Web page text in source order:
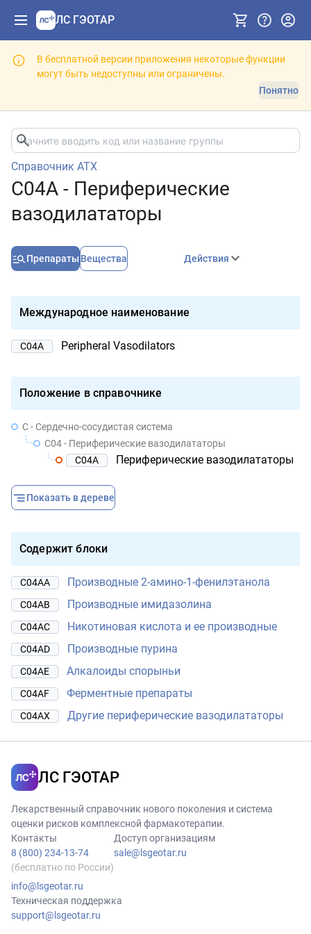
ЛС ГЭОТАР
В бесплатной версии приложения некоторые функции
могут быть недоступны или ограничены.
Понятно
Справочник АТХ
C04A - Периферические
вазодилататоры
Препараты Вещества Действия
Международное наименование
C04A Peripheral Vasodilators
Положение в справочнике
C - Сердечно-сосудистая система
C04 - Периферические вазодилататоры
C04A
Периферические вазодилататоры
Показать в дереве
Содержит блоки
C04AA Производные 2-амино-1-фенилэтанола
C04AB Производные имидазолина
C04AC Никотиновая кислота и ее производные
C04AD Производные пурина
C04AE Алкалоиды спорыньи
C04AF Ферментные препараты
C04AX Другие периферические вазодилататоры
ЛС ГЭОТАР
Лекарственный справочник нового поколения и система
оценки рисков комплексной фармакотерапии.
Контакты
8 (800) 234-13-74
(бесплатно по России)
info@lsgeotar.ru
Доступ организациям
sale@lsgeotar.ru
Техническая поддержка
support@lsgeotar.ru